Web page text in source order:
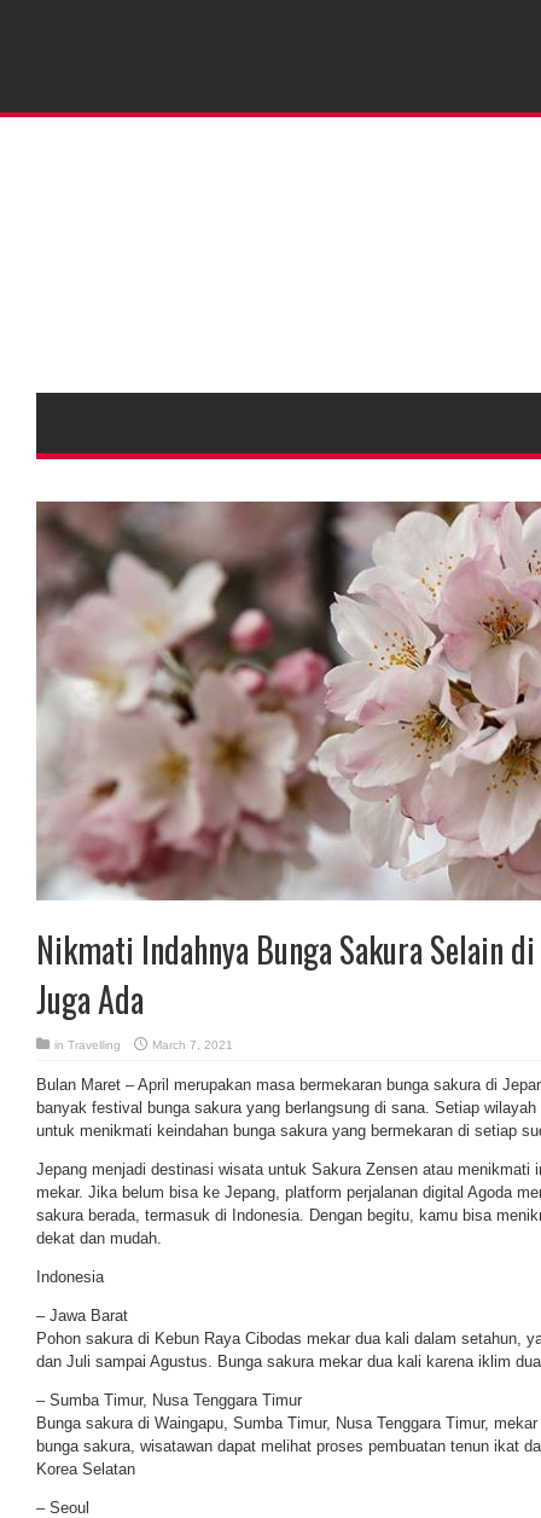
Nikmati Indahnya Bunga Sakura Selain
Juga Ada
in Travelling March 7, 2021
Bulan Maret – April merupakan masa bermekaran bunga sakura di
banyak festival bunga sakura yang berlangsung di sana. Setiap
untuk menikmati keindahan bunga sakura yang bermekaran di setiap
Jepang menjadi destinasi wisata untuk Sakura Zensen atau menikmati
mekar. Jika belum bisa ke Jepang, platform perjalanan digital Agoda
sakura berada, termasuk di Indonesia. Dengan begitu, kamu bisa
dekat dan mudah.
Indonesia
– Jawa Barat
Pohon sakura di Kebun Raya Cibodas mekar dua kali dalam setahun,
dan Juli sampai Agustus. Bunga sakura mekar dua kali karena iklim
– Sumba Timur, Nusa Tenggara Timur
Bunga sakura di Waingapu, Sumba Timur, Nusa Tenggara Timur,
bunga sakura, wisatawan dapat melihat proses pembuatan tenun ikat
Korea Selatan
– Seoul